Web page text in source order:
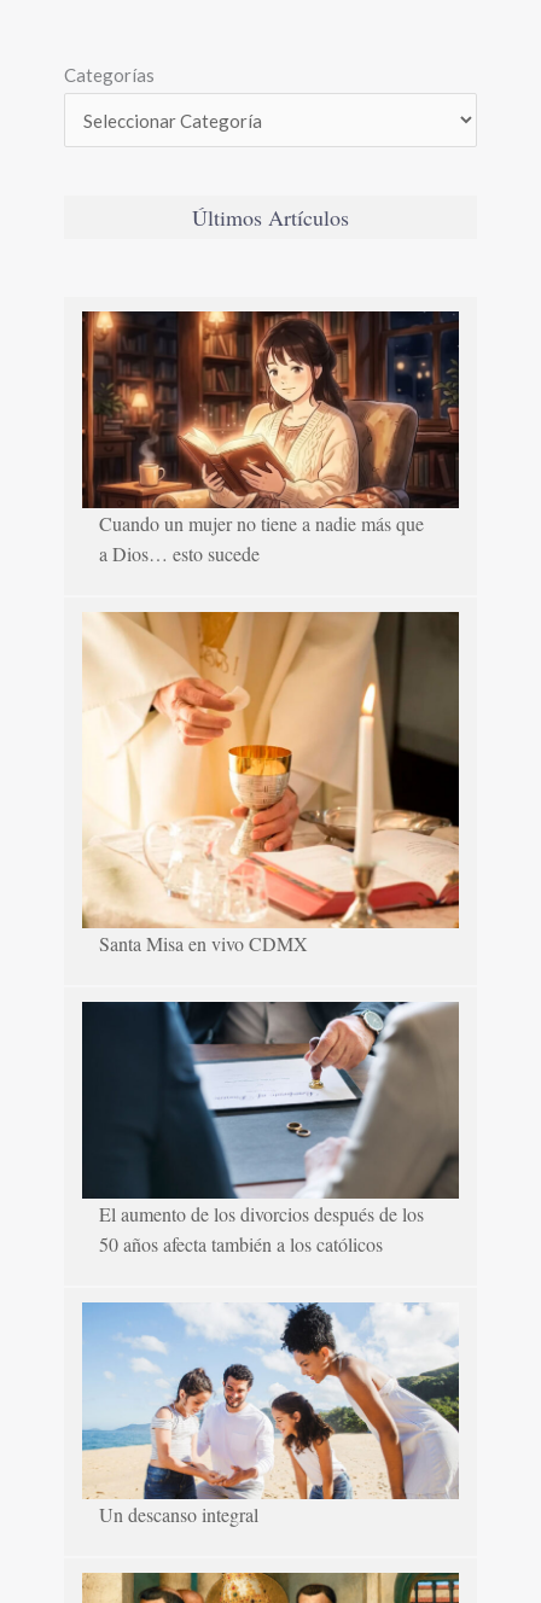
Categorías
Últimos Artículos
Cuando un mujer no tiene a nadie más que
a Dios… esto sucede
Santa Misa en vivo CDMX
El aumento de los divorcios después de los
50 años afecta también a los católicos
Un descanso integral